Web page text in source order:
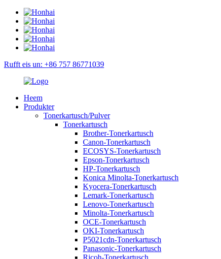
Rufft eis un: +86 757 86771039
Heem
Produkter
Tonerkartusch/Pulver
Tonerkartusch
Brother-Tonerkartusch
Canon-Tonerkartusch
ECOSYS-Tonerkartusch
Epson-Tonerkartusch
HP-Tonerkartusch
Konica Minolta-Tonerkartusch
Kyocera-Tonerkartusch
Lemark-Tonerkartusch
Lenovo-Tonerkartusch
Minolta-Tonerkartusch
OCE-Tonerkartusch
OKI-Tonerkartusch
P5021cdn-Tonerkartusch
Panasonic-Tonerkartusch
Ricoh-Tonerkartusch